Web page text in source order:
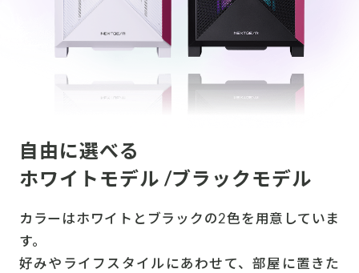
自由に選べる
ホワイトモデル /ブラックモデル
カラーはホワイトとブラックの2色を用意していま
す。
好みやライフスタイルにあわせて、部屋に置きた